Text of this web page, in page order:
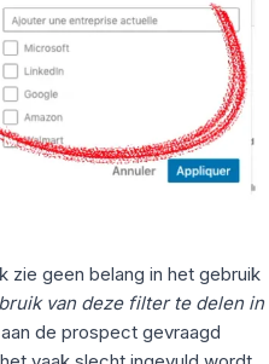
zie geen belang in het gebruik
van deze filter te delen in
de prospect gevraagd